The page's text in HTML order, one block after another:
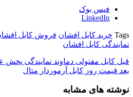
فیس بوک
LinkedIn
Tags خرید کابل افشان فروش کابل
نمایندگی کابل افشان
قبل کابل مفتولی دماوند نمایندگی پخش
بعد قیمت روز کابل آرموردار متال
نوشته های مشابه